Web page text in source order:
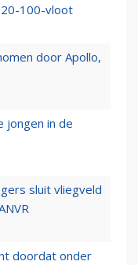
100-vloot
door Apollo,
jongen in de
sluit vliegveld
doordat onder